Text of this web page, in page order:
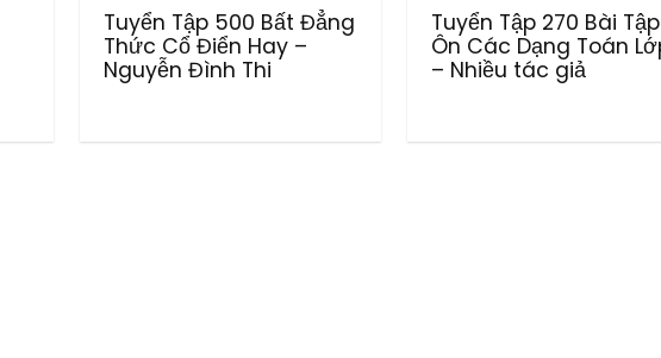
Tuyển Tập 500 Bất Đẳng
Thức Cổ Điển Hay –
Nguyễn Đình Thi
Tuyển Tập 270 Bài Tập
Ôn Các Dạng Toán
– Nhiều tác giả